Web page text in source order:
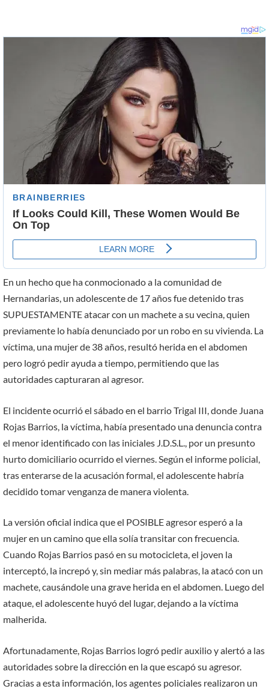
En un hecho que ha conmocionado a la comunidad de
Hernandarias, un adolescente de 17 años fue detenido tras
SUPUESTAMENTE atacar con un machete a su vecina, quien
previamente lo había denunciado por un robo en su vivienda. La
víctima, una mujer de 38 años, resultó herida en el abdomen
pero logró pedir ayuda a tiempo, permitiendo que las
autoridades capturaran al agresor.
El incidente ocurrió el sábado en el barrio Trigal III, donde Juana
Rojas Barrios, la víctima, había presentado una denuncia contra
el menor identificado con las iniciales J.D.S.L., por un presunto
hurto domiciliario ocurrido el viernes. Según el informe policial,
tras enterarse de la acusación formal, el adolescente habría
decidido tomar venganza de manera violenta.
La versión oficial indica que el POSIBLE agresor esperó a la
mujer en un camino que ella solía transitar con frecuencia.
Cuando Rojas Barrios pasó en su motocicleta, el joven la
interceptó, la increpó y, sin mediar más palabras, la atacó con un
machete, causándole una grave herida en el abdomen. Luego del
ataque, el adolescente huyó del lugar, dejando a la víctima
malherida.
Afortunadamente, Rojas Barrios logró pedir auxilio y alertó a las
autoridades sobre la dirección en la que escapó su agresor.
Gracias a esta información, los agentes policiales realizaron un